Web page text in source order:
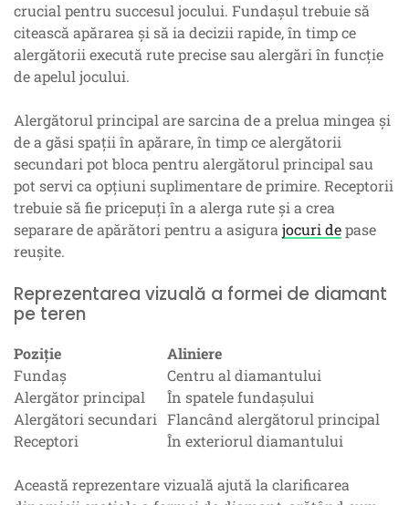
crucial pentru succesul jocului. Fundașul trebuie să
citească apărarea și să ia decizii rapide, în timp ce
alergătorii execută rute precise sau alergări în funcție
de apelul jocului.
Alergătorul principal are sarcina de a prelua mingea și
de a găsi spații în apărare, în timp ce alergătorii
secundari pot bloca pentru alergătorul principal sau
pot servi ca opțiuni suplimentare de primire. Receptorii
trebuie să fie pricepuți în a alerga rute și a crea
separare de apărători pentru a asigurajocuri depase
reușite.
Reprezentarea vizuală a formei de diamant
pe teren
Poziție
Aliniere
Fundaș
Centru al diamantului
Alergător principal
În spatele fundașului
Alergători secundari Flancând alergătorul principal
Receptori
În exteriorul diamantului
Această reprezentare vizuală ajută la clarificarea